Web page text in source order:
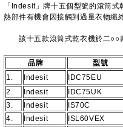
「Indesit」牌十五個型號的滾筒
熱部件有機會因接觸到過量衣物纖
該十五款滾筒式乾衣機於二○○
品牌
型號
1.
Indesit
IDC75EU
2.
Indesit
IDC75UK
3.
Indesit
IS70C
4.
Indesit
ISL60VEX